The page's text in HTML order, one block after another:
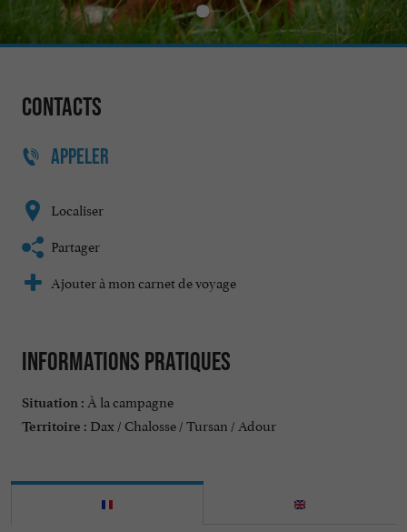
Contacts
APPELER
Localiser
Partager
Ajouter à mon carnet de voyage
Informations pratiques
Situation : À la campagne
Territoire : Dax / Chalosse / Tursan / Adour